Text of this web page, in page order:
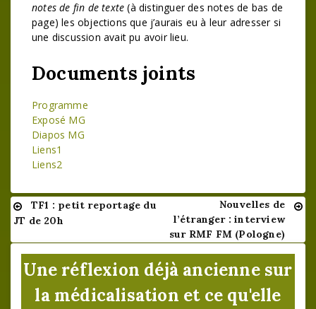
notes de fin de texte (à distinguer des notes de bas de
page) les objections que j’aurais eu à leur adresser si
une discussion avait pu avoir lieu.
Documents joints
Programme
Exposé MG
Diapos MG
Liens1
Liens2
Navigation
de
l’article
TF1 : petit reportage du
JT de 20h
Nouvelles de
l’étranger : interview
sur RMF FM (Pologne)
Une réflexion déjà ancienne sur
la médicalisation et ce qu'elle